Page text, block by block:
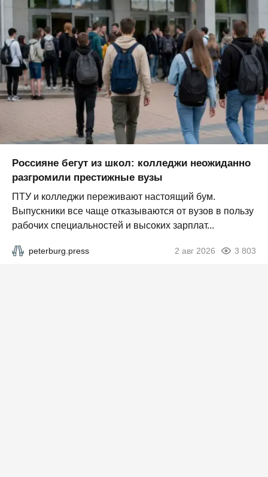
Россияне бегут из школ: колледжи неожиданно
разгромили престижные вузы
ПТУ и колледжи переживают настоящий бум.
Выпускники все чаще отказываются от вузов в пользу
рабочих специальностей и высоких зарплат...
peterburg.press 2 авг 2026 3 803